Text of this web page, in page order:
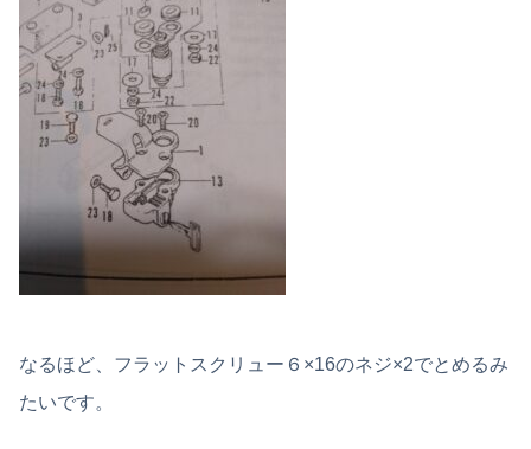
なるほど、フラットスクリュー６×16のネジ×2でとめるみ
たいです。